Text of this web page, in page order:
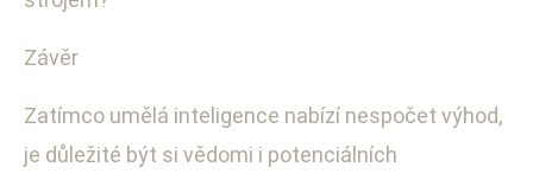
Závěr
Zatímco umělá inteligence nabízí nespočet výhod,
je důležité být si vědomi i potenciálních